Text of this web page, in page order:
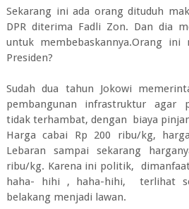
Sekarang ini ada orang dituduh
DPR diterima Fadli Zon. Dan dia
untuk membebaskannya.Orang
Presiden?
Sudah dua tahun Jokowi
pembangunan infrastruktur agar
tidak terhambat, dengan biaya
Harga cabai Rp 200 ribu/kg,
Lebaran sampai sekarang
ribu/kg. Karena ini politik,
haha- hihi , haha-hihi, terlihat
belakang menjadi lawan.